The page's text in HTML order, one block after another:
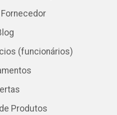
(funcionários)
Produtos